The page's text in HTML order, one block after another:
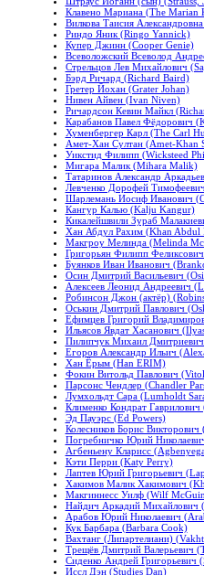
Клавено Мариана (The Marian
Вилкова Таисия
Риндо Яник (Ringo Yannick)
Купер Джинн (Cooper Genie)
Всеволожский Всеволод
Стрельцов Лев Михайлович
Бэрд Ричард (Richard Baird)
Гретер Йохан (Grater Johan)
Нивен Айвен (Ivan Niven)
Ричардсон Кевин Майкл
Карабанов Павел Фёдорович
Хуменбергер Карл (The Carl
Амет-Хан Султан (Amet-Khan
Уикстид Филипп (Wicksteed
Мигара Малик (Mihara Malik)
Татаринов Александр
Левченко Дорофей
Шарлемань Иосиф Иванович
Кангур Калью (Kalju Kangur)
Кикалейшвили Зураб
Хан Абдул Рахим (Khan Abdul
Макгроу Мелинда (Melinda
Григорьян Филипп
Буянков Иван Иванович
Осин Дмитрий Васильевич
Алексеев Леонид Андреевич
Робинсон Джон (актёр)
Оськин Дмитрий Павлович
Ефимцев Григорий
Ильясов Явдат Хасанович
Пилипчук Михаил
Егоров Александр Ильич
Хан Ёрым (Han ERIM)
Фокин Витольд Павлович
Парсонс Чендлер (Chandler
Лумхольдт Сара (Lumholdt
Клименко Кондрат
Эд Пауэрс (Ed Powers)
Колесников Борис
Погребничко Юрий
Агбеньену Кларисс
Кэти Перри (Katy Perry)
Лаптев Юрий Григорьевич
Хакимов Малик Хакимович
Макгиннесс Уилф (Wilf
Найдич Аркадий Михайлович
Арабов Юрий Николаевич
Кук Барбара (Barbara Cook)
Вахтанг (Липартелиани)
Трещёв Дмитрий Валерьевич
Сиденко Андрей Григорьевич
Иссл Дэн (Studies Dan)